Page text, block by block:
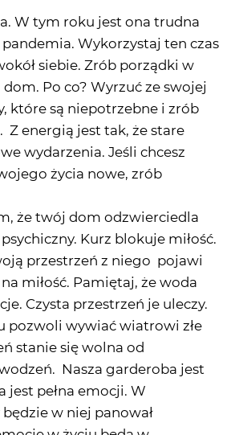
W tym roku jest ona trudna
Wykorzystaj ten czas
siebie. Zrób porządki w
Po co? Wyrzuć ze swojej
które są niepotrzebne i zrób
Z energią jest tak, że stare
wydarzenia. Jeśli chcesz
życia nowe, zrób
że twój dom odzwierciedla
Kurz blokuje miłość.
przestrzeń z niego pojawi
miłość. Pamiętaj, że woda
Czysta przestrzeń je uleczy.
pozwoli wywiać wiatrowi złe
stanie się wolna od
Nasza garderoba jest
jest pełna emocji. W
w niej panował